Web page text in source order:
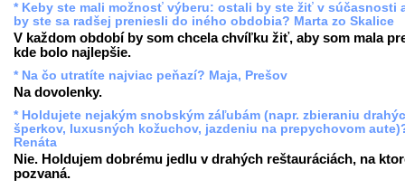
* Keby ste mali možnosť výberu: ostali by ste žiť v súčasnosti
by ste sa radšej preniesli do iného obdobia? Marta zo Skalice
V každom období by som chcela chvíľku žiť, aby som mala
kde bolo najlepšie.
* Na čo utratíte najviac peňazí? Maja, Prešov
Na dovolenky.
* Holdujete nejakým snobským záľubám (napr. zbieraniu
šperkov, luxusných kožuchov, jazdeniu na prepychovom
Renáta
Nie. Holdujem dobrému jedlu v drahých reštauráciách, na
pozvaná.